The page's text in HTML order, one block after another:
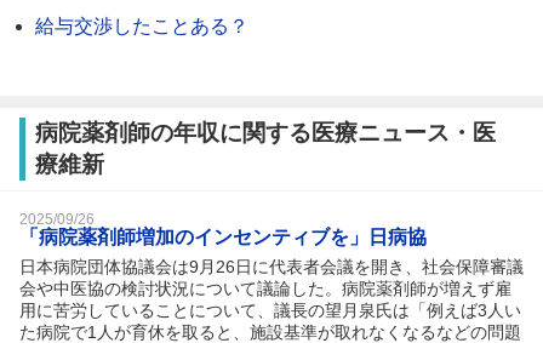
給与交渉したことある？
病院薬剤師の年収に関する医療ニュース・医
療維新
2025/09/26
「病院薬剤師増加のインセンティブを」日病協
日本病院団体協議会は9月26日に代表者会議を開き、社会保障審議
会や中医協の検討状況について議論した。病院薬剤師が増えず雇
用に苦労していることについて、議長の望月泉氏は「例えば3人い
た病院で1人が育休を取ると、施設基準が取れなくなるなどの問題